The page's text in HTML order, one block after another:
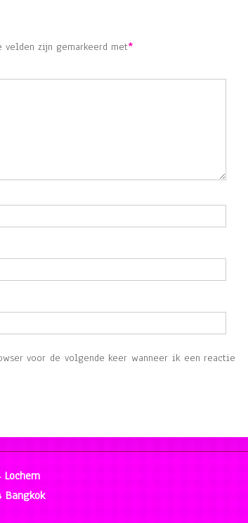
velden zijn gemarkeerd met*
voor de volgende keer wanneer ik een reactie
Lochem
Bangkok